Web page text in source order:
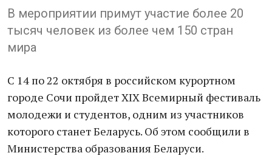
В мероприятии примут участие более 20
тысяч человек из более чем 150 стран
мира
С 14 по 22 октября в российском курортном
городе Сочи пройдет ХІХ Всемирный фестиваль
молодежи и студентов, одним из участников
которого станет Беларусь. Об этом сообщили в
Министерства образования Беларуси.